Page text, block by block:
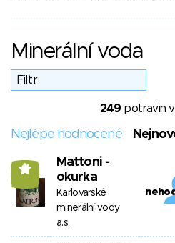
Minerální voda
249 potravin
Nejlépe hodnocené
11
Mattoni -
okurka
Karlovarské
minerální vody
a.s.